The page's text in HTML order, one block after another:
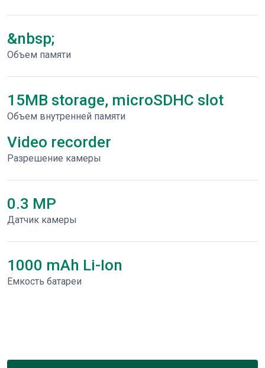
&nbsp;
Объем памяти
15MB storage, microSDHC slot
Объем внутренней памяти
Video recorder
Разрешение камеры
0.3 MP
Датчик камеры
1000 mAh Li-Ion
Емкость батареи